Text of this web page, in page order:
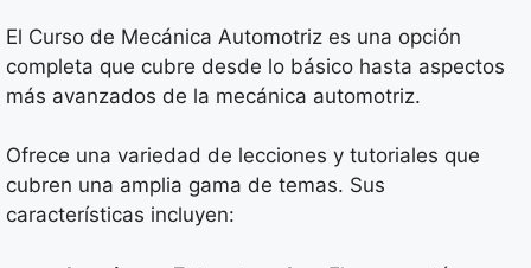
El Curso de Mecánica Automotriz es una opción
completa que cubre desde lo básico hasta aspectos
más avanzados de la mecánica automotriz.
Ofrece una variedad de lecciones y tutoriales que
cubren una amplia gama de temas. Sus
características incluyen: